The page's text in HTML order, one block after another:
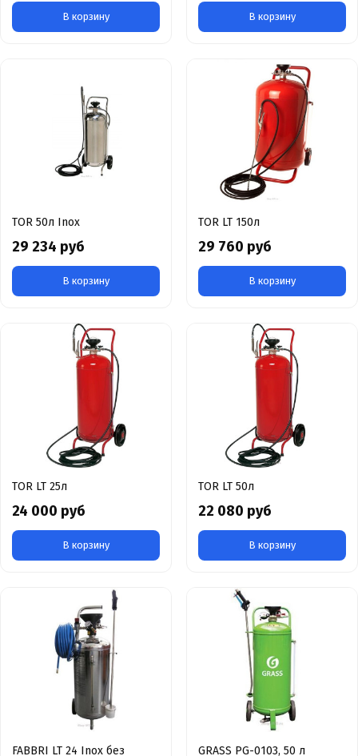
В корзину В корзину
TOR 50л Inox
29 234 руб
В корзину
TOR LT 150л
29 760 руб
В корзину
TOR LT 25л
24 000 руб
В корзину
TOR LT 50л
22 080 руб
В корзину
FABBRI LT 24 Inox без
GRASS PG-0103, 50 л